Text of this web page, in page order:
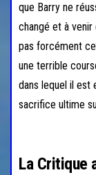
que Barry ne
changé et à venir
pas forcément
une terrible
dans lequel il est
sacrifice ultime
La Critique